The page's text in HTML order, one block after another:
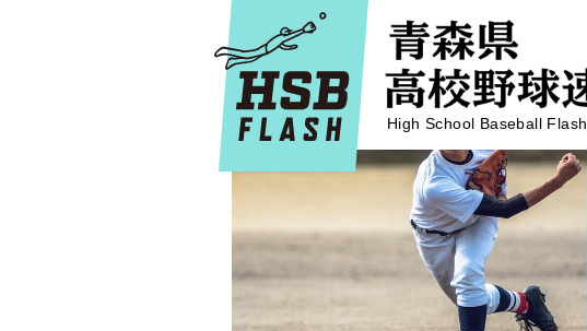
High School Baseball Flash